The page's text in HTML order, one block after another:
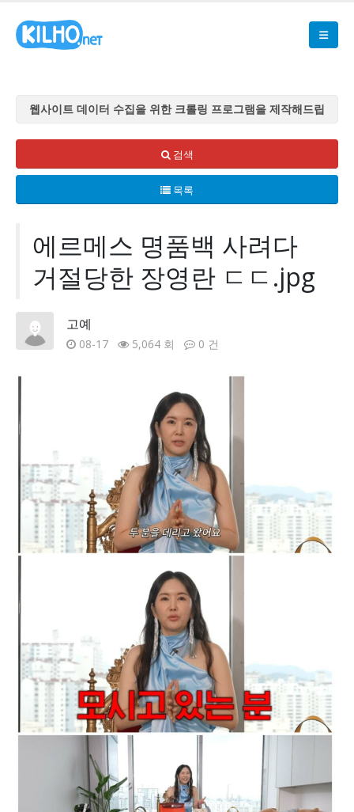
웹사이트 데이터 수집을 위한 크롤링 프로그램을 제작해드립
웹사이트 데이터 수집을 위한 크롤링 프로그램을 제작해드립
니다
웹사이트 데이터 수집을 위한 크롤링 프로그램을 제작해드립
웹사이트 데이터 수집을 위한 크롤링 프로그램을 제작해드립
니다
웹사이트 데이터 수집을 위한 크롤링 프로그램을 제작해드립
니다
검색
목록
에르메스 명품백 사려다
거절당한 장영란 ㄷㄷ.jpg
고예
08-17 5,064 회 0 건